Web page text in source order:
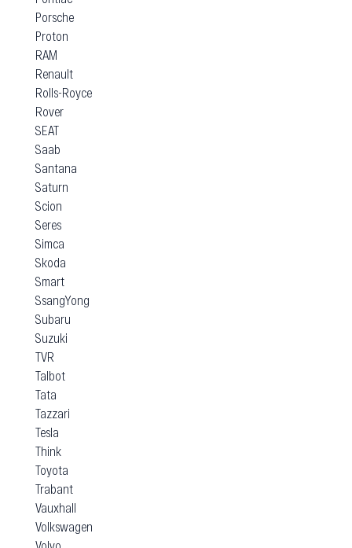
Porsche
Proton
RAM
Renault
Rolls-Royce
Rover
SEAT
Saab
Santana
Saturn
Scion
Seres
Simca
Skoda
Smart
SsangYong
Subaru
Suzuki
TVR
Talbot
Tata
Tazzari
Tesla
Think
Toyota
Trabant
Vauxhall
Volkswagen